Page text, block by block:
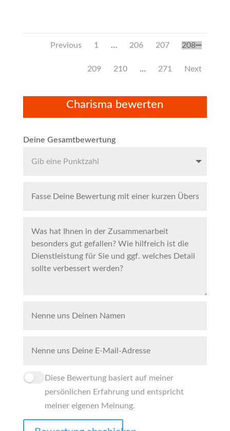
Navigation
Previous Seite
1 … Seite
206 Seite
207 Seite
208
Seite
209 Seite
210 … Seite
271 Next
Charisma bewerten
Deine Gesamtbewertung
Diese Bewertung basiert auf meiner
persönlichen Erfahrung und entspricht
meiner eigenen Meinung.